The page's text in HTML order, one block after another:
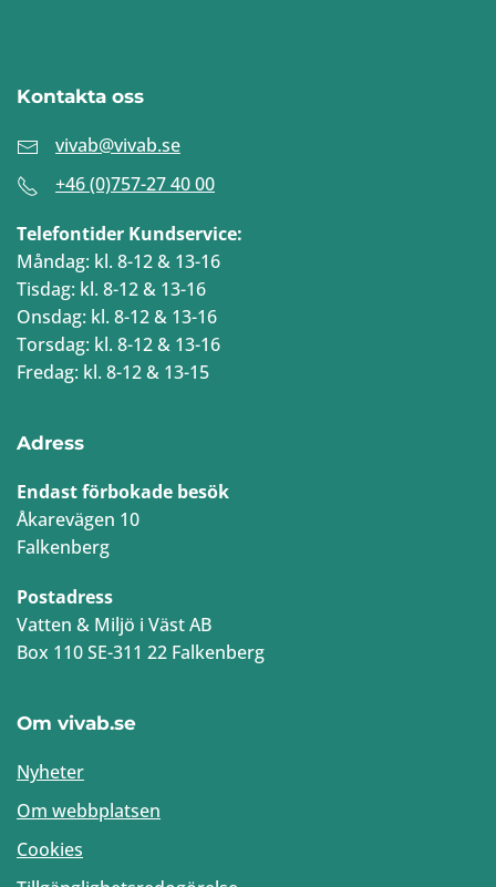
Kontakta oss
vivab@vivab.se
+46 (0)757-27 40 00
Telefontider Kundservice:
Måndag: kl. 8-12 & 13-16
Tisdag: kl. 8-12 & 13-16
Onsdag: kl. 8-12 & 13-16
Torsdag: kl. 8-12 & 13-16
Fredag: kl. 8-12 & 13-15
Adress
Endast förbokade besök
Åkarevägen 10
Falkenberg
Postadress
Vatten & Miljö i Väst AB
Box 110 SE-311 22 Falkenberg
Om vivab.se
Nyheter
Om webbplatsen
Cookies